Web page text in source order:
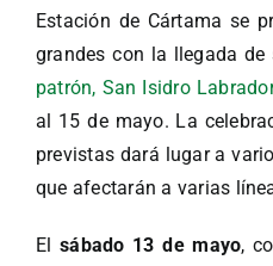
Estación de Cártama se
grandes con la llegada
patrón, San Isidro Labrador
al 15 de mayo. La
previstas dará lugar a
que afectarán a varias
Elsábado 13 de mayo,